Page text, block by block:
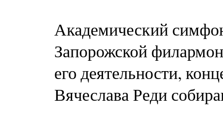
Академический
Запорожской
его деятельности,
Вячеслава Реди